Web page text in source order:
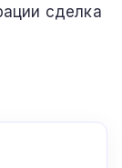
сделка